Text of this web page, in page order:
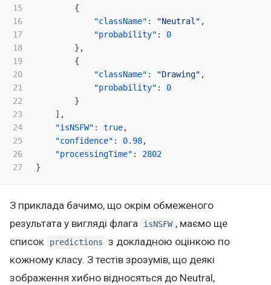
15
16
17
18
19
20
21
22
23
24
25
26
{
"className" : "Neutral" ,
"probability" :
0
},
{
"className" : "Drawing" ,
"probability" :
0
}
],
"isNSFW" : true,
"confidence" : 0.98,
"processingTime" :
2802
}
З приклада бачимо, що окрім обмеженого
результата у вигляді флага
isNSFW , маємо ще
список
predictions
з докладною оцінкою по
кожному класу. З тестів зрозумів, що деякі
зображення хибно відносяться до Neutral,